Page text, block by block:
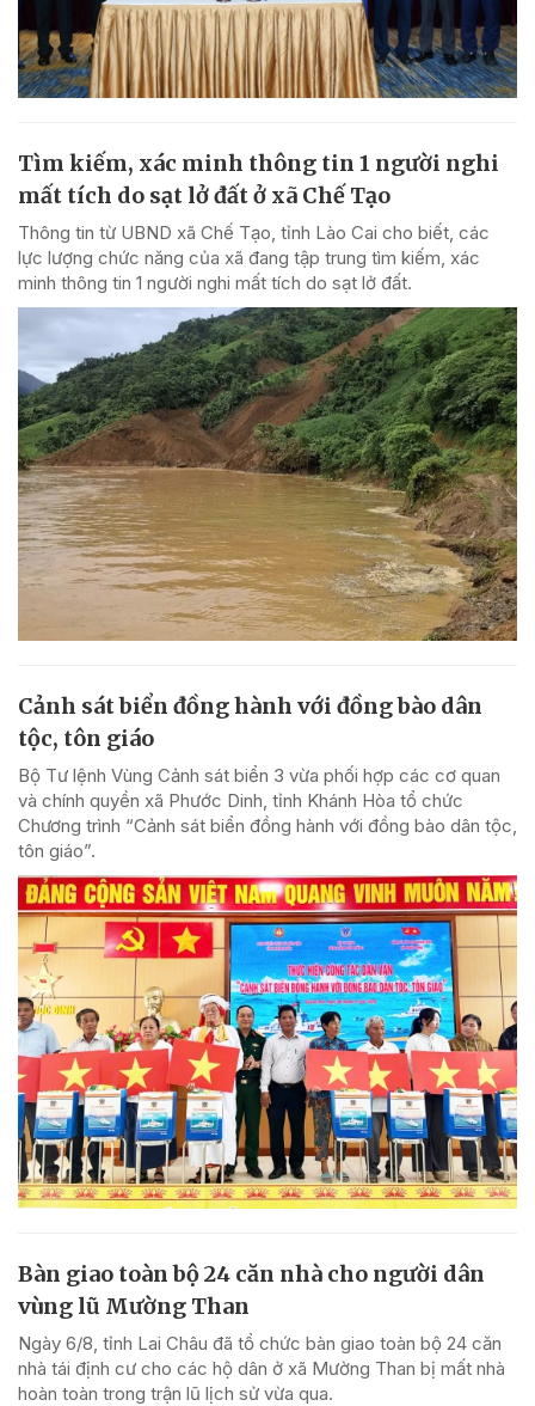
Tìm kiếm, xác minh thông tin 1 người nghi
mất tích do sạt lở đất ở xã Chế Tạo
Thông tin từ UBND xã Chế Tạo, tỉnh Lào Cai cho biết, các
lực lượng chức năng của xã đang tập trung tìm kiếm, xác
minh thông tin 1 người nghi mất tích do sạt lở đất.
Cảnh sát biển đồng hành với đồng bào dân
tộc, tôn giáo
Bộ Tư lệnh Vùng Cảnh sát biển 3 vừa phối hợp các cơ quan
và chính quyền xã Phước Dinh, tỉnh Khánh Hòa tổ chức
Chương trình “Cảnh sát biển đồng hành với đồng bào dân tộc,
tôn giáo”.
Bàn giao toàn bộ 24 căn nhà cho người dân
vùng lũ Mường Than
Ngày 6/8, tỉnh Lai Châu đã tổ chức bàn giao toàn bộ 24 căn
nhà tái định cư cho các hộ dân ở xã Mường Than bị mất nhà
hoàn toàn trong trận lũ lịch sử vừa qua.